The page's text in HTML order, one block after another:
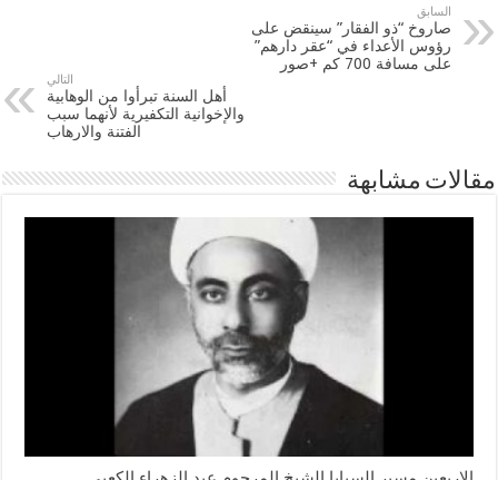
السابق
صاروخ “ذو الفقار” سينقض على
رؤوس الأعداء في “عقر دارهم”
على مسافة 700 كم +صور
التالي
أهل السنة تبرأوا من الوهابية
والإخوانية التكفيرية لأنهما سبب
الفتنة والارهاب
مقالات مشابهة